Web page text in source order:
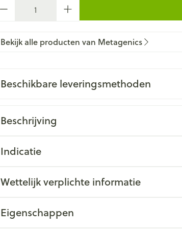
Bekijk alle producten van Metagenics
Beschikbare leveringsmethoden
Beschrijving
Indicatie
Wettelijk verplichte informatie
Eigenschappen